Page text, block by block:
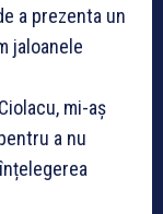
a prezenta un
jaloanele
mi-aș
a nu